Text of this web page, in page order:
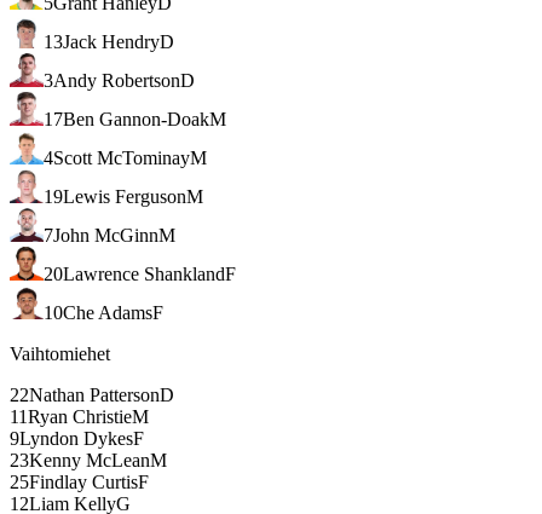
13Jack HendryD
3Andy RobertsonD
17Ben Gannon-DoakM
4Scott McTominayM
19Lewis FergusonM
7John McGinnM
20Lawrence ShanklandF
10Che AdamsF
Vaihtomiehet
22Nathan PattersonD
11Ryan ChristieM
9Lyndon DykesF
23Kenny McLeanM
25Findlay CurtisF
12Liam KellyG